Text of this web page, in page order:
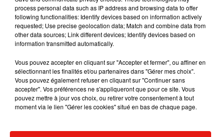
6 août 2026
Il y a 10 ans, DJ Snake changeait de
dimension avec son premier...
3 août 2026
Fred again.. et Latin Mafia dévoilent enfin
leur mixtape créée en...
process personal data such as IP address and browsing data to offer
following functionalities: Identify devices based on information actively
requested; Use precise geolocation data; Match and combine data from
other data sources; Link different devices; Identify devices based on
information transmitted automatically.
Vous pouvez accepter en cliquant sur "Accepter et fermer", ou affiner en
sélectionnant les finalités et/ou partenaires dans "Gérer mes choix".
Vous pouvez également refuser en cliquant sur "Continuer sans
accepter". Vos préférences ne s'appliqueront que pour ce site. Vous
pouvez mettre à jour vos choix, ou retirer votre consentement à tout
moment via le lien "Gérer les cookies" situé en bas de chaque page.